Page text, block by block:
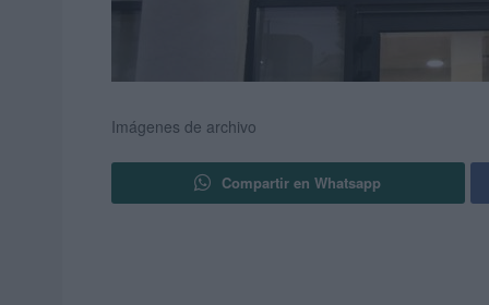
Imágenes de archivo
Compartir en Whatsapp